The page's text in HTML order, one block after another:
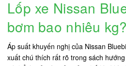
Lốp xe Nissan
bơm bao nhiêu kg?
Áp suất khuyến nghị của Nissan
xuất chú thích rất rõ trong sách